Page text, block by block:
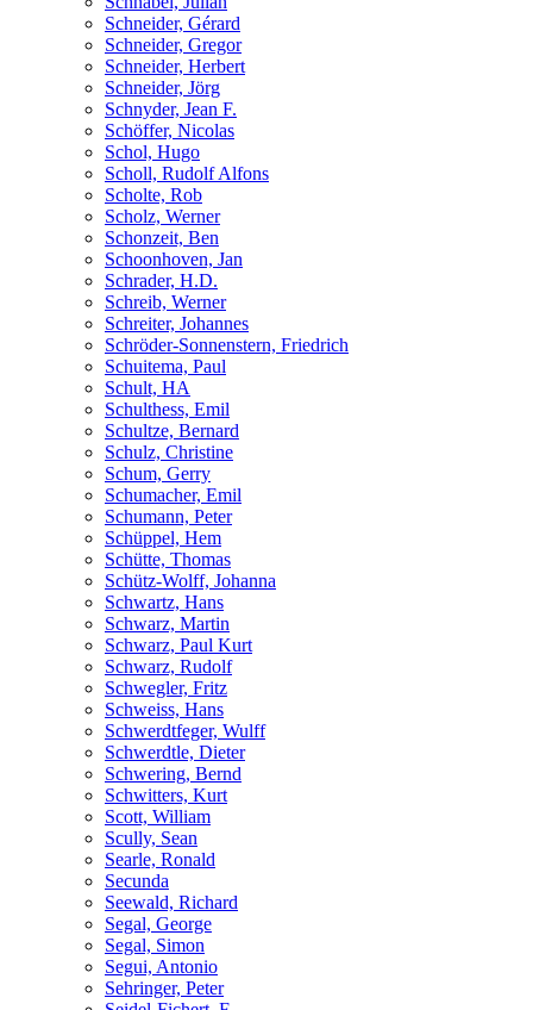
Schneider, Gérard
Schneider, Gregor
Schneider, Herbert
Schneider, Jörg
Schnyder, Jean F.
Schöffer, Nicolas
Schol, Hugo
Scholl, Rudolf Alfons
Scholte, Rob
Scholz, Werner
Schonzeit, Ben
Schoonhoven, Jan
Schrader, H.D.
Schreib, Werner
Schreiter, Johannes
Schröder-Sonnenstern, Friedrich
Schuitema, Paul
Schult, HA
Schulthess, Emil
Schultze, Bernard
Schulz, Christine
Schum, Gerry
Schumacher, Emil
Schumann, Peter
Schüppel, Hem
Schütte, Thomas
Schütz-Wolff, Johanna
Schwartz, Hans
Schwarz, Martin
Schwarz, Paul Kurt
Schwarz, Rudolf
Schwegler, Fritz
Schweiss, Hans
Schwerdtfeger, Wulff
Schwerdtle, Dieter
Schwering, Bernd
Schwitters, Kurt
Scott, William
Scully, Sean
Searle, Ronald
Secunda
Seewald, Richard
Segal, George
Segal, Simon
Segui, Antonio
Sehringer, Peter